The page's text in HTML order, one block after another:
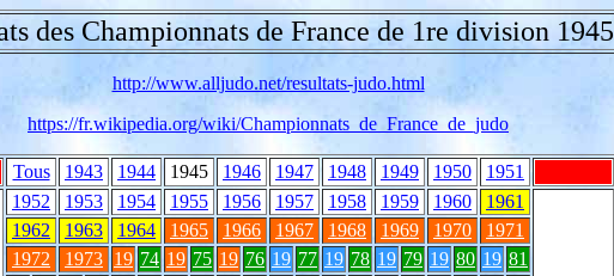
des Championnats de France de 1re division 1945
http://www.alljudo.net/resultats-judo.html
https://fr.wikipedia.org/wiki/Championnats_de_France_de_judo
Tous 1943 1944 1945 1946 1947 1948 1949 1950 1951
1952 1953 1954 1955 1956 1957 1958 1959 1960 1961
1962 1963 1964 1965 1966 1967 1968 1969 1970
1971
1972
1973 19 74 19 75 19 76 19 77 19 78 19 79 19 80 19 81